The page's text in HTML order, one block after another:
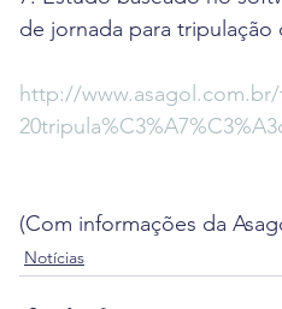
de jornada para tripulação
http://
(Com informações da
Notícias